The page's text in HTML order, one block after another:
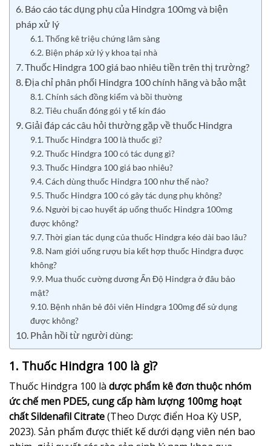
6. Báo cáo tác dụng phụ của Hindgra 100mg và biện
pháp xử lý
6.1. Thống kê triệu chứng lâm sàng
6.2. Biện pháp xử lý y khoa tại nhà
7. Thuốc Hindgra 100 giá bao nhiêu tiền trên thị trường?
8. Địa chỉ phân phối Hindgra 100 chính hãng và bảo mật
8.1. Chính sách đồng kiểm và bồi thường
8.2. Tiêu chuẩn đóng gói y tế kín đáo
9. Giải đáp các câu hỏi thường gặp về thuốc Hindgra
9.1. Thuốc Hindgra 100 là thuốc gì?
9.2. Thuốc Hindgra 100 có tác dụng gì?
9.3. Thuốc Hindgra 100 giá bao nhiêu?
9.4. Cách dùng thuốc Hindgra 100 như thế nào?
9.5. Thuốc Hindgra 100 có gây tác dụng phụ không?
9.6. Người bị cao huyết áp uống thuốc Hindgra 100mg
được không?
9.7. Thời gian tác dụng của thuốc Hindgra kéo dài bao lâu?
9.8. Nam giới uống rượu bia kết hợp thuốc Hindgra được
không?
9.9. Mua thuốc cường dương Ấn Độ Hindgra ở đâu bảo
mật?
9.10. Bệnh nhân bẻ đôi viên Hindgra 100mg để sử dụng
được không?
10. Phản hồi từ người dùng:
1. Thuốc Hindgra 100 là gì?
Thuốc Hindgra 100 là dược phẩm kê đơn thuộc nhóm
ức chế men PDE5, cung cấp hàm lượng 100mg hoạt
chất Sildenafil Citrate(Theo Dược điển Hoa Kỳ USP,
2023). Sản phẩm được thiết kế dưới dạng viên nén bao